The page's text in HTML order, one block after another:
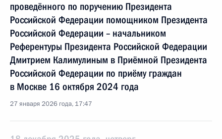
проведённого по поручению Президента
Российской Федерации помощником Президента
Российской Федерации – начальником
Референтуры Президента Российской Федерации
Дмитрием Калимулиным в Приёмной Президента
Российской Федерации по приёму граждан
в Москве 16 октября 2024 года
27 января 2026 года, 17:47